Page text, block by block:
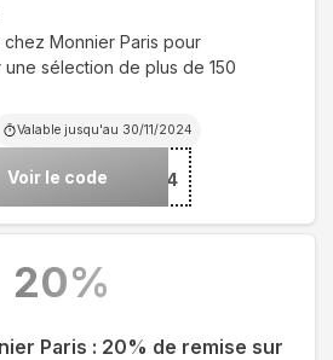
Monnier Paris pour
sélection de plus de 150
Valable jusqu'au 30/11/2024
Voir le code***FW24
Paris : 20% de remise sur
20%